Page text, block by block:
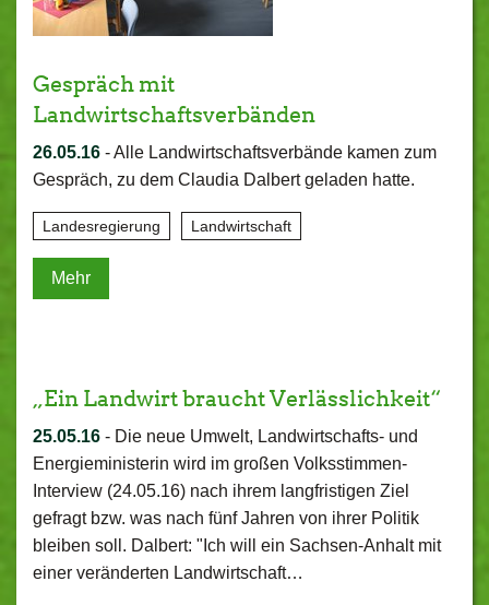
Gespräch mit
Landwirtschaftsverbänden
26.05.16 -Alle Landwirtschaftsverbände kamen zum
Gespräch, zu dem Claudia Dalbert geladen hatte.
Landesregierung Landwirtschaft
Mehr
„Ein Landwirt braucht Verlässlichkeit“
25.05.16 - Die neue Umwelt, Landwirtschafts- und
Energieministerin wird im großen Volksstimmen-
Interview (24.05.16) nach ihrem langfristigen Ziel
gefragt bzw. was nach fünf Jahren von ihrer Politik
bleiben soll. Dalbert: "Ich will ein Sachsen-Anhalt mit
einer veränderten Landwirtschaft…